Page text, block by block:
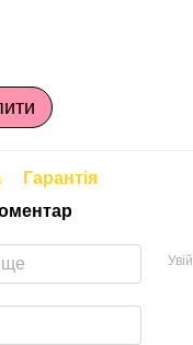
Гарантія